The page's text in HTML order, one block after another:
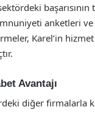
anketleri
Karel’in
Avantajı
diğer firmalarla